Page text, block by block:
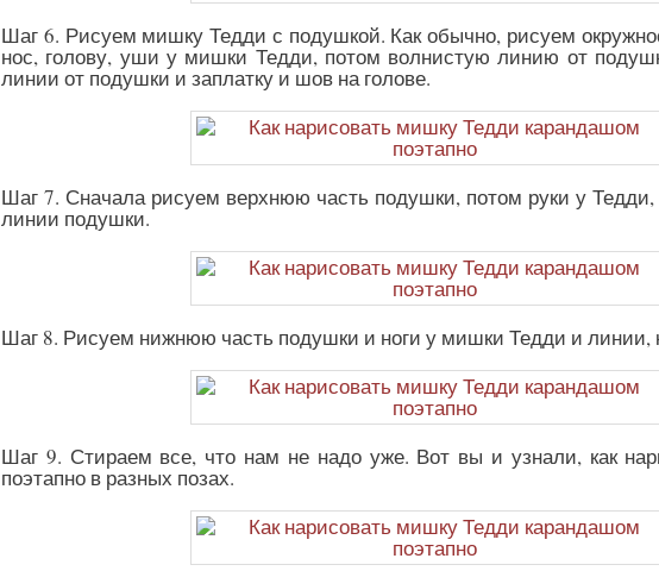
Шаг 6. Рисуем мишку Тедди с подушкой. Как обычно, рисуем
нос, голову, уши у мишки Тедди, потом волнистую линию от
линии от подушки и заплатку и шов на голове.
Шаг 7. Сначала рисуем верхнюю часть подушки, потом руки у Тедди,
линии подушки.
Шаг 8. Рисуем нижнюю часть подушки и ноги у мишки Тедди и линии,
Шаг 9. Стираем все, что нам не надо уже. Вот вы и узнали, как
поэтапно в разных позах.